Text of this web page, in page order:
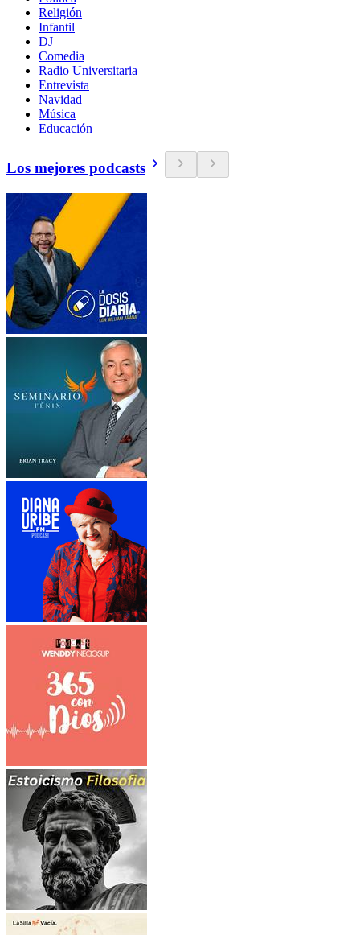
Religión
Infantil
DJ
Comedia
Radio Universitaria
Entrevista
Navidad
Música
Educación
Los mejores podcasts